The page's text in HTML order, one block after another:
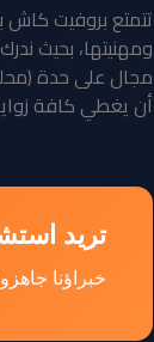
تتمتع بروفيت كاش
ومهنيتها، بحيث
مجال على حدة
أن يغطي كافة
تريد
خبراؤنا